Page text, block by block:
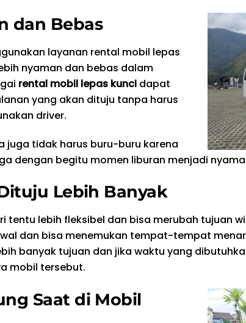
dan Bebas
layanan rental mobil lepas
nyaman dan bebas dalam
rental mobil lepas kunci dapat
yang akan dituju tanpa harus
driver.
juga tidak harus buru-buru karena
dengan begitu momen liburan menjadi
Lebih Banyak
tentu lebih fleksibel dan bisa merubah tujuan
dan bisa menemukan tempat-tempat
banyak tujuan dan jika waktu yang
mobil tersebut.
Saat di Mobil